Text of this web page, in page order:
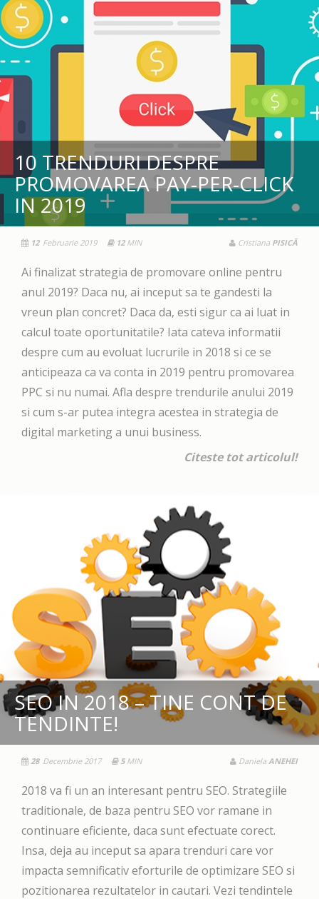
10 TRENDURI DESPRE
PROMOVAREA PAY-PER-CLICK
IN 2019
12 Februarie 2019 12MIN Cristiana PISICĂ
Ai finalizat strategia de promovare online pentru
anul 2019? Daca nu, ai inceput sa te gandesti la
vreun plan concret? Daca da, esti sigur ca ai luat in
calcul toate oportunitatile? Iata cateva informatii
despre cum au evoluat lucrurile in 2018 si ce se
anticipeaza ca va conta in 2019 pentru promovarea
PPC si nu numai. Afla despre trendurile anului 2019
si cum s-ar putea integra acestea in strategia de
digital marketing a unui business.
Citeste tot articolul!
SEO IN 2018 – TINE CONT DE
TENDINTE!
28 Decembrie 2017 5MIN Daniela ANEHEI
2018 va fi un an interesant pentru SEO. Strategiile
traditionale, de baza pentru SEO vor ramane in
continuare eficiente, daca sunt efectuate corect.
Insa, deja au inceput sa apara trenduri care vor
impacta semnificativ eforturile de optimizare SEO si
pozitionarea rezultatelor in cautari. Vezi tendintele